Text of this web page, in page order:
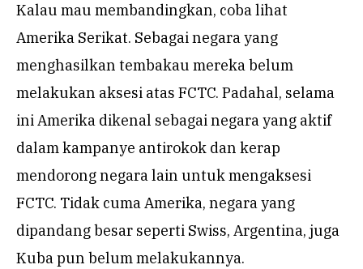
Kalau mau membandingkan, coba lihat
Amerika Serikat. Sebagai negara yang
menghasilkan tembakau mereka belum
melakukan aksesi atas FCTC. Padahal, selama
ini Amerika dikenal sebagai negara yang aktif
dalam kampanye antirokok dan kerap
mendorong negara lain untuk mengaksesi
FCTC. Tidak cuma Amerika, negara yang
dipandang besar seperti Swiss, Argentina, juga
Kuba pun belum melakukannya.